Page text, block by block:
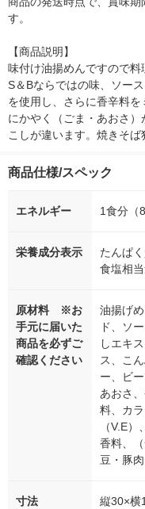
す。
【商品説明】
味付け油揚めんですので
S＆Bならではの味、ソー
を使用し、さらに香辛料
にかやく（ごま・あおさ
こしが違います。焼きそば
商品仕様/スペック
エネルギー 1食分（
栄養成分表示
たんぱ
食塩相
原材料 ※お
手元に届いた
商品を必ずご
確認ください
油揚げ
ド、ソ
しエキ
ス、こ
ー、ビ
あおさ
料、カ
（V.E
香料、
豆・豚
寸法 縦30×横